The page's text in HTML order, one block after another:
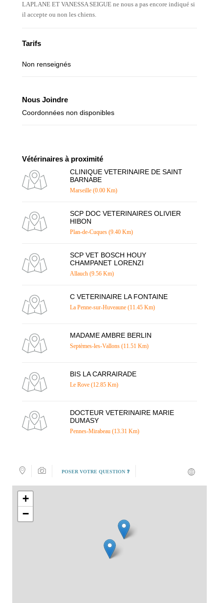
LAPLANE ET VANESSA SEIGUE ne nous a pas encore indiqué si
il accepte ou non les chiens.
Tarifs
Non renseignés
Nous Joindre
Coordonnées non disponibles
Vétérinaires à proximité
CLINIQUE VETERINAIRE DE SAINT
BARNABE
Marseille (0.00 Km)
SCP DOC VETERINAIRES OLIVIER
HIBON
Plan-de-Cuques (9.40 Km)
SCP VET BOSCH HOUY
CHAMPANET LORENZI
Allauch (9.56 Km)
C VETERINAIRE LA FONTAINE
La Penne-sur-Huveaune (11.45 Km)
MADAME AMBRE BERLIN
Septèmes-les-Vallons (11.51 Km)
BIS LA CARRAIRADE
Le Rove (12.85 Km)
DOCTEUR VETERINAIRE MARIE
DUMASY
Pennes-Mirabeau (13.31 Km)
POSER VOTRE QUESTION ❓
+
−